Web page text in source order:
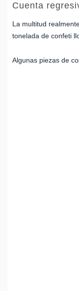
Cuenta
La multitud
tonelada de confeti
Algunas piezas de